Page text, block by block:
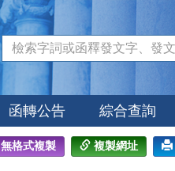
函轉公告 綜合查詢
無格式複製 複製網址